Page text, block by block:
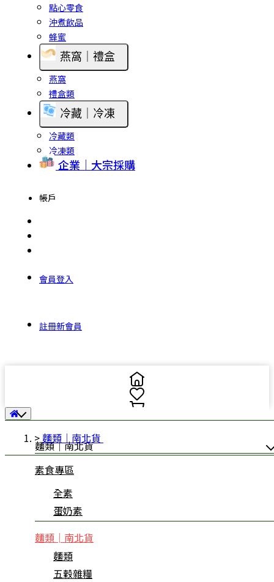
點心零食
沖煮飲品
蜂蜜
燕窩｜禮盒
燕窩
禮盒類
冷藏｜冷凍
冷藏類
冷凍類
企業｜大宗採購
帳戶
會員登入
註冊新會員
麵類│南北貨
麵類│南北貨
素食專區
全素
蛋奶素
麵類│南北貨
麵類
五穀雜糧